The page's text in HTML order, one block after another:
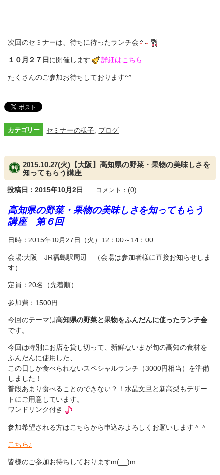
次回のセミナーは、待ちに待ったランチ会
１０月２７日 に開催します 詳細はこちら
たくさんのご参加お待ちしております^^
カテゴリー セミナーの様子, ブログ
2015.10.27(火)【大阪】高知県の野菜・果物の美味しさを
知ってもらう講座
投稿日：2015年10月2日 コメント： (0)
高知県の野菜・果物の美味しさを知ってもらう
講座 第６回
日時：2015年10月27日（火）12：00～14：00
会場:大阪 JR福島駅周辺 （会場は参加者様に直接お知らせしま
す）
定員：20名（先着順）
参加費：1500円
今回のテーマは高知県の野菜と果物をふんだんに使ったランチ会
です。
今回は特別にお店を貸し切って、新鮮ないまが旬の高知の食材を
ふんだんに使用した、
この日しか食べられないスペシャルランチ（3000円相当）を準備
しました！
普段あまり食べることのできない？！水晶文旦と新高梨もデザー
トにご用意しています。
ワンドリンク付き
参加希望される方はこちらから申込みよろしくお願いします＾＾
こちら♪
皆様のご参加お待ちしておりますm(__)m